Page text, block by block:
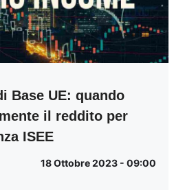
Base UE: quando
il reddito per
ISEE
18 Ottobre 2023 - 09:00